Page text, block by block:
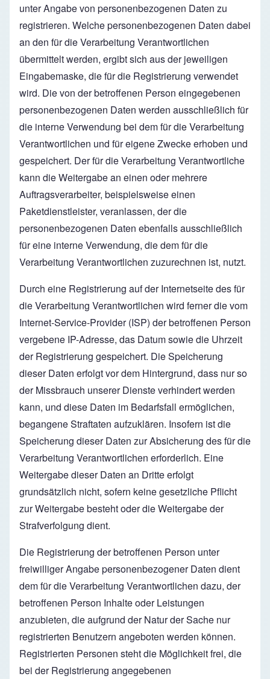
unter Angabe von personenbezogenen Daten zu
registrieren. Welche personenbezogenen Daten dabei
an den für die Verarbeitung Verantwortlichen
übermittelt werden, ergibt sich aus der jeweiligen
Eingabemaske, die für die Registrierung verwendet
wird. Die von der betroffenen Person eingegebenen
personenbezogenen Daten werden ausschließlich für
die interne Verwendung bei dem für die Verarbeitung
Verantwortlichen und für eigene Zwecke erhoben und
gespeichert. Der für die Verarbeitung Verantwortliche
kann die Weitergabe an einen oder mehrere
Auftragsverarbeiter, beispielsweise einen
Paketdienstleister, veranlassen, der die
personenbezogenen Daten ebenfalls ausschließlich
für eine interne Verwendung, die dem für die
Verarbeitung Verantwortlichen zuzurechnen ist, nutzt.
Durch eine Registrierung auf der Internetseite des für
die Verarbeitung Verantwortlichen wird ferner die vom
Internet-Service-Provider (ISP) der betroffenen Person
vergebene IP-Adresse, das Datum sowie die Uhrzeit
der Registrierung gespeichert. Die Speicherung
dieser Daten erfolgt vor dem Hintergrund, dass nur so
der Missbrauch unserer Dienste verhindert werden
kann, und diese Daten im Bedarfsfall ermöglichen,
begangene Straftaten aufzuklären. Insofern ist die
Speicherung dieser Daten zur Absicherung des für die
Verarbeitung Verantwortlichen erforderlich. Eine
Weitergabe dieser Daten an Dritte erfolgt
grundsätzlich nicht, sofern keine gesetzliche Pflicht
zur Weitergabe besteht oder die Weitergabe der
Strafverfolgung dient.
Die Registrierung der betroffenen Person unter
freiwilliger Angabe personenbezogener Daten dient
dem für die Verarbeitung Verantwortlichen dazu, der
betroffenen Person Inhalte oder Leistungen
anzubieten, die aufgrund der Natur der Sache nur
registrierten Benutzern angeboten werden können.
Registrierten Personen steht die Möglichkeit frei, die
bei der Registrierung angegebenen